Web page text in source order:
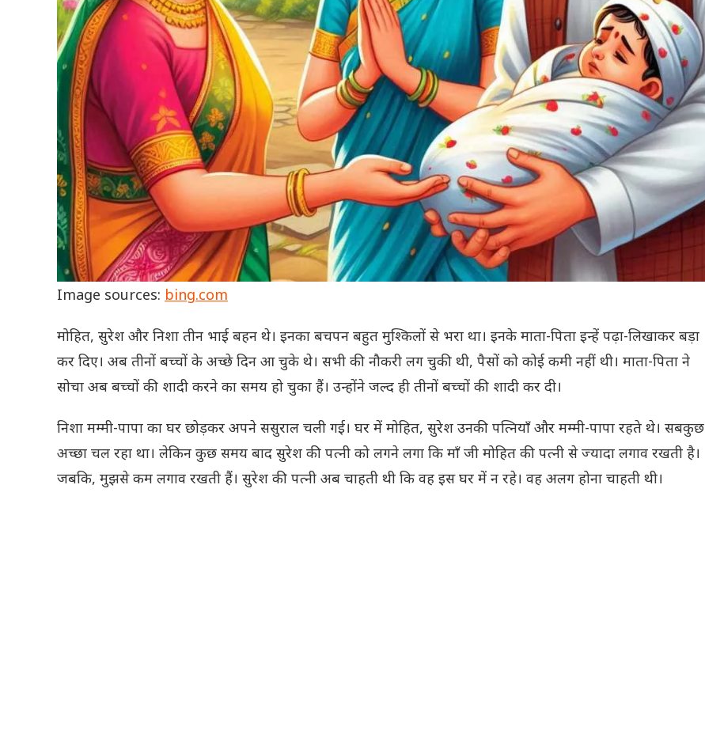
Image sources: bing.com
मोहित, सुरेश और निशा तीन भाई बहन थे। इनका बचपन बहुत मुश्किलों से भरा था। इनके माता-पिता इन्हें पढ़ा-लिखाकर बड़ा
कर दिए। अब तीनों बच्चों के अच्छे दिन आ चुके थे। सभी की नौकरी लग चुकी थी, पैसों को कोई कमी नहीं थी। माता-पिता ने
सोचा अब बच्चों की शादी करने का समय हो चुका हैं। उन्होंने जल्द ही तीनों बच्चों की शादी कर दी।
निशा मम्मी-पापा का घर छोड़कर अपने ससुराल चली गई। घर में मोहित, सुरेश उनकी पत्नियाँ और मम्मी-पापा रहते थे। सबकुछ
अच्छा चल रहा था। लेकिन कुछ समय बाद सुरेश की पत्नी को लगने लगा कि माँ जी मोहित की पत्नी से ज्यादा लगाव रखती है।
जबकि, मुझसे कम लगाव रखती हैं। सुरेश की पत्नी अब चाहती थी कि वह इस घर में न रहे। वह अलग होना चाहती थी।